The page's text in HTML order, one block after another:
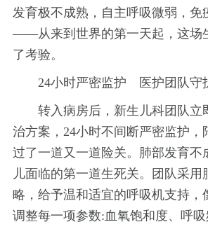
发育极不成熟，自主呼吸微弱，免
——从来到世界的第一天起，这场
了考验。
24小时严密监护 医护团队
转入病房后，新生儿科团队立
治方案，24小时不间断严密监护，
过了一道又一道险关。肺部发育不
儿面临的第一道生死关。团队采用
略，给予温和适宜的呼吸机支持，
调整每一项参数:血氧饱和度、呼